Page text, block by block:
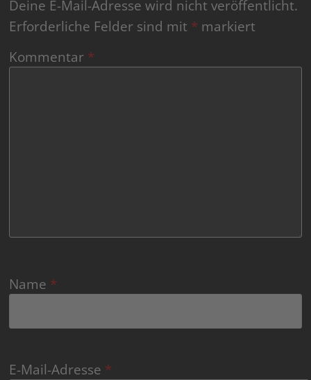
Deine E-Mail-Adresse wird nicht veröffentlicht.
Erforderliche Felder sind mit * markiert
Kommentar *
Name *
E-Mail-Adresse *